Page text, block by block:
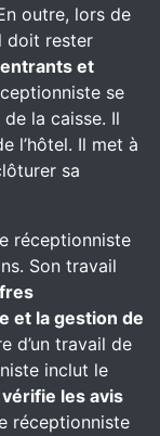
outre, lors de
doit rester
et
se
la caisse. Il
l’hôtel. Il met à
sa
réceptionniste
Son travail
et la gestion de
d’un travail de
inclut le
vérifie les avis
réceptionniste